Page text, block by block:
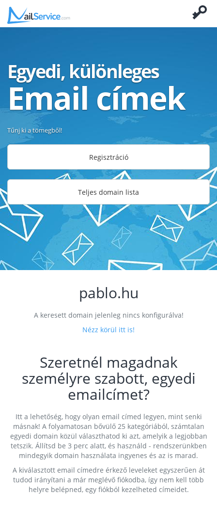
Egyedi, különleges
Email címek
Tűnj ki a tömegből!
Regisztráció
Teljes domain lista
pablo.hu
A keresett domain jelenleg nincs konfigurálva!
Nézz körül itt is!
Szeretnél magadnak
személyre szabott, egyedi
emailcímet?
Itt a lehetőség, hogy olyan email címed legyen, mint senki
másnak! A folyamatosan bővülő 25 kategóriából, számtalan
egyedi domain közül választhatod ki azt, amelyik a legjobban
tetszik. Állítsd be 3 perc alatt, és használd - rendszerünkben
mindegyik domain használata ingyenes és az is marad.
A kiválasztott email címedre érkező leveleket egyszerűen át
tudod irányítani a már meglévő fiókodba, így nem kell több
helyre belépned, egy fiókból kezelheted címeidet.